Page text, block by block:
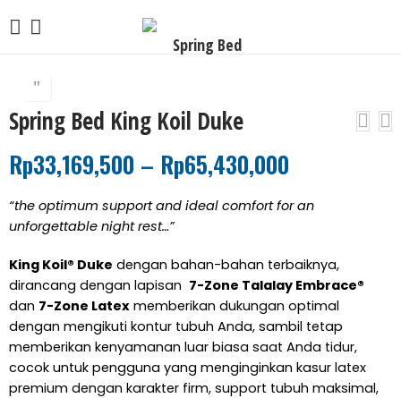
Spring Bed King Koil Duke
Rp33,169,500 – Rp65,430,000
“the optimum support and ideal comfort for an
unforgettable night rest…”
King Koil® Duke dengan bahan-bahan terbaiknya,
dirancang dengan lapisan 7-Zone Talalay Embrace®
dan 7-Zone Latex memberikan dukungan optimal
dengan mengikuti kontur tubuh Anda, sambil tetap
memberikan kenyamanan luar biasa saat Anda tidur,
cocok untuk pengguna yang menginginkan kasur latex
premium dengan karakter firm, support tubuh maksimal,